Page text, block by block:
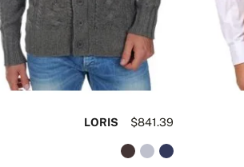
$841.39
LORIS